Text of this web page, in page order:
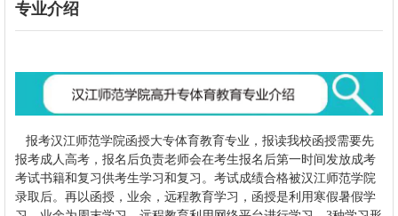
专业介绍
报考汉江师范学院函授大专体育教育专业，报读我校函授需要先
报考成人高考，报名后负责老师会在考生报名后第一时间发放成考
考试书籍和复习供考生学习和复习。考试成绩合格被汉江师范学院
录取后。再以函授，业余，远程教育学习，函授是利用寒假暑假学